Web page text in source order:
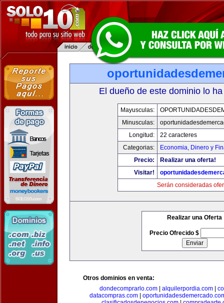
El dueño de este dominio lo
Mayusculas:
Minusculas:
Longitud:
22 caracteres
Categorias:
Economia, Dinero y
Precio:
Realizar una oferta!
Visitar!
Serán consideradas
Realizar una Oferta
Precio Ofrecido $
Otros dominios en venta:
dondecomprarlo.com| alquilerpordia.com|
datacompras.com